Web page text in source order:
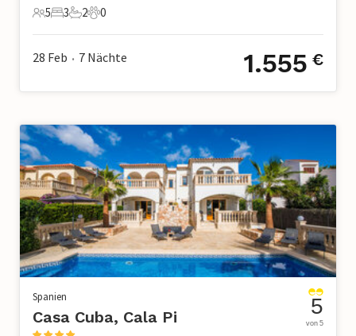
5 Gäste
5
3 Schlafzimmer
3
2 Badezimmer
2
0 Haustiere
0
28 Feb • 7 Nächte 1.555 €
Spanien
Casa Cuba, Cala Pi 5
von 5